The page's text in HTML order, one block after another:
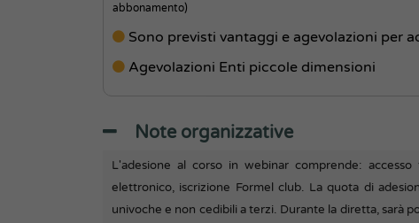
abbonamento)
Sono previsti vantaggi e agevolazioni per
Agevolazioni Enti piccole dimensioni
Note organizzative
L'adesione al corso in webinar comprende:
elettronico, iscrizione Formel club. La quota di
univoche e non cedibili a terzi. Durante la diretta, sarà